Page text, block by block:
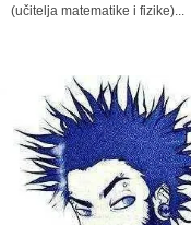
(učitelja matematike i fizike)...